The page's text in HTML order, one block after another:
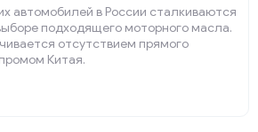
автомобилей в России сталкиваются
подходящего моторного масла.
отсутствием прямого
Китая.